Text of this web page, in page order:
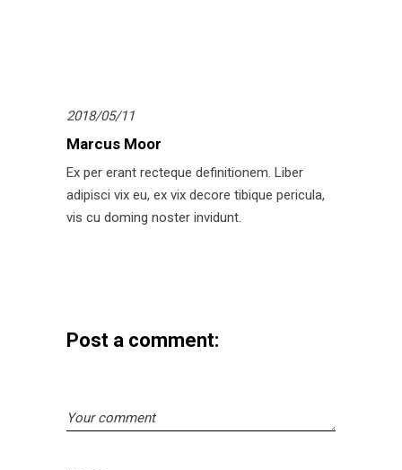
2018/05/11
Marcus Moor
Ex per erant recteque definitionem. Liber
adipisci vix eu, ex vix decore tibique pericula,
vis cu doming noster invidunt.
Post a comment: